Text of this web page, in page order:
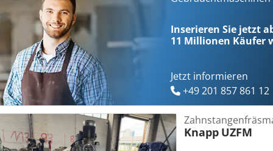
Dokumentation
Inserieren Sie jetzt
11 Millionen Käufer
Jetzt informieren
+49 201 857 861 12
Knapp UZFM